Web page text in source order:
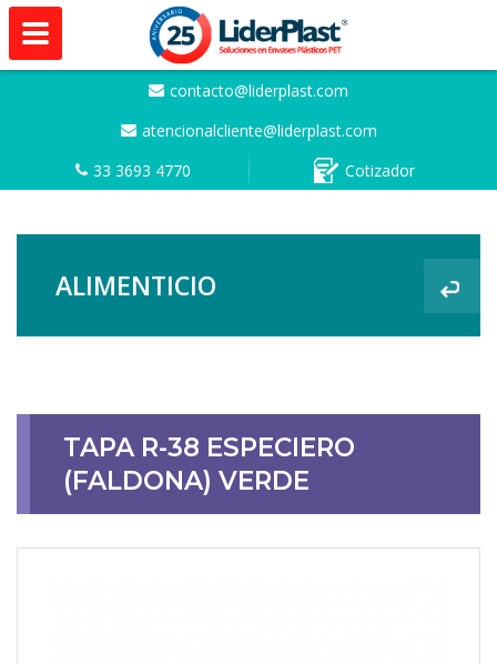
contacto@liderplast.com
atencionalcliente@liderplast.com
33 3693 4770
Cotizador
ALIMENTICIO
TAPA R-38 ESPECIERO
(FALDONA) VERDE